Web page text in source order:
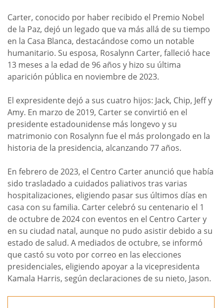
Carter, conocido por haber recibido el Premio Nobel
de la Paz, dejó un legado que va más allá de su tiempo
en la Casa Blanca, destacándose como un notable
humanitario. Su esposa, Rosalynn Carter, falleció hace
13 meses a la edad de 96 años y hizo su última
aparición pública en noviembre de 2023.
El expresidente dejó a sus cuatro hijos: Jack, Chip, Jeff y
Amy. En marzo de 2019, Carter se convirtió en el
presidente estadounidense más longevo y su
matrimonio con Rosalynn fue el más prolongado en la
historia de la presidencia, alcanzando 77 años.
En febrero de 2023, el Centro Carter anunció que había
sido trasladado a cuidados paliativos tras varias
hospitalizaciones, eligiendo pasar sus últimos días en
casa con su familia. Carter celebró su centenario el 1
de octubre de 2024 con eventos en el Centro Carter y
en su ciudad natal, aunque no pudo asistir debido a su
estado de salud. A mediados de octubre, se informó
que castó su voto por correo en las elecciones
presidenciales, eligiendo apoyar a la vicepresidenta
Kamala Harris, según declaraciones de su nieto, Jason.